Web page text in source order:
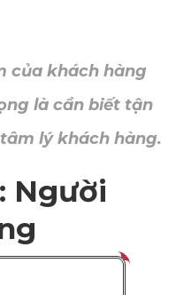
của khách hàng
là cần biết tận
lý khách hàng.
Người